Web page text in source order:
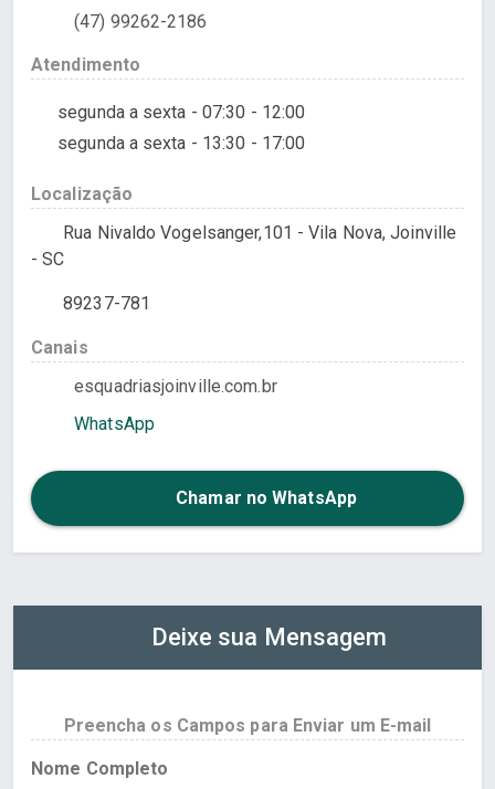
(47) 99262-2186
Atendimento
segunda a sexta - 07:30 - 12:00
segunda a sexta - 13:30 - 17:00
Localização
Rua Nivaldo Vogelsanger,101 - Vila Nova, Joinville
- SC
89237-781
Canais
esquadriasjoinville.com.br
WhatsApp
Chamar no WhatsApp
Deixe sua Mensagem
Preencha os Campos para Enviar um E-mail
Nome Completo